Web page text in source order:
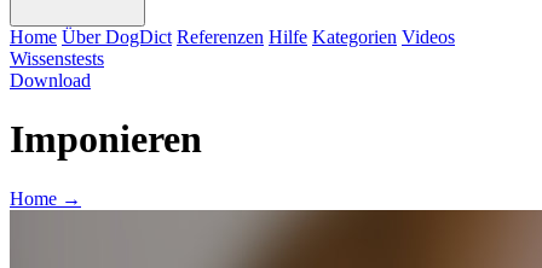
Home Über DogDict Referenzen Hilfe Kategorien Videos
Wissenstests
Download
Imponieren
Home →